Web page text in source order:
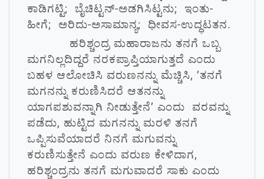
ಕಾಡಿಗಟ್ಟಿ; ಬೈಚಿಟ್ಟನ್-ಅಡಗಿಸಿಟ್ಟನು; ಇಂತು-
ಹೀಗೆ; ಅರಿದು-ಅಸಾಮಾನ್ಯ; ಧೀವಸ-ಉದ್ಧಟತನ.
ಹರಿಶ್ಚಂದ್ರ ಮಹಾರಾಜನು ತನಗೆ ಒಬ್ಬ
ಮಗನಿಲ್ಲದಿದ್ದರೆ ನರಕಪ್ರಾಪ್ತಿಯಾಗುತ್ತದೆ ಎಂದು
ಬಹಳ ಆಲೋಚಿಸಿ ವರುಣನನ್ನು ಮೆಚ್ಚಿಸಿ, ’ತನಗೆ
ಮಗನನ್ನು ಕರುಣಿಸಿದರೆ ಆತನನ್ನು
ಯಾಗಪಶುವನ್ನಾಗಿ ನೀಡುತ್ತೇನೆ’ ಎಂದು ವರವನ್ನು
ಪಡೆದು, ಹುಟ್ಟಿದ ಮಗನನ್ನು ಮರಳಿ ತನಗೆ
ಒಪ್ಪಿಸುವೆಯಾದರೆ ನಿನಗೆ ಮಗುವನ್ನು
ಕರುಣಿಸುತ್ತೇನೆ ಎಂದು ವರುಣ ಕೇಳಿದಾಗ,
ಹರಿಶ್ಚಂದ್ರನು ತನಗೆ ಮಗುವಾದರೆ ಸಾಕು ಎಂದು